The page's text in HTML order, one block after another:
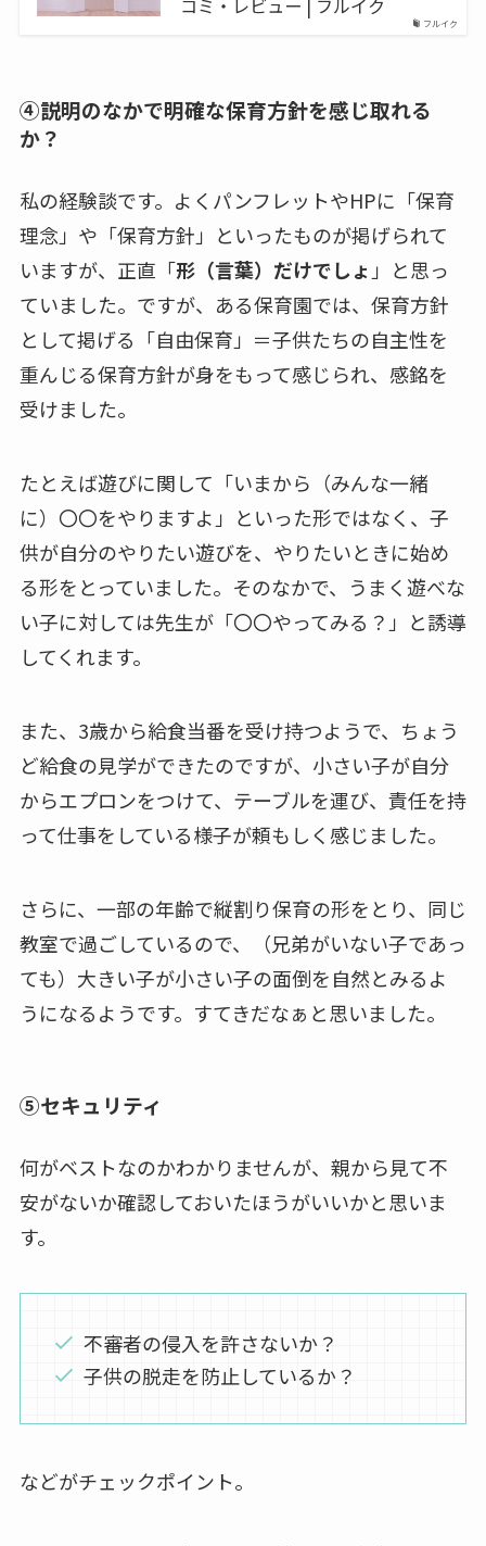
フルイク
④説明のなかで明確な保育方針を感じ取れる
か？
私の経験談です。よくパンフレットやHPに「保育
理念」や「保育方針」といったものが掲げられて
いますが、正直「形（言葉）だけでしょ」と思っ
ていました。ですが、ある保育園では、保育方針
として掲げる「自由保育」＝子供たちの自主性を
重んじる保育方針が身をもって感じられ、感銘を
受けました。
たとえば遊びに関して「いまから（みんな一緒
に）〇〇をやりますよ」といった形ではなく、子
供が自分のやりたい遊びを、やりたいときに始め
る形をとっていました。そのなかで、うまく遊べな
い子に対しては先生が「〇〇やってみる？」と誘導
してくれます。
また、3歳から給食当番を受け持つようで、ちょう
ど給食の見学ができたのですが、小さい子が自分
からエプロンをつけて、テーブルを運び、責任を持
って仕事をしている様子が頼もしく感じました。
さらに、一部の年齢で縦割り保育の形をとり、同じ
教室で過ごしているので、（兄弟がいない子であっ
ても）大きい子が小さい子の面倒を自然とみるよ
うになるようです。すてきだなぁと思いました。
⑤セキュリティ
何がベストなのかわかりませんが、親から見て不
安がないか確認しておいたほうがいいかと思いま
す。
不審者の侵入を許さないか？
子供の脱走を防止しているか？
などがチェックポイント。